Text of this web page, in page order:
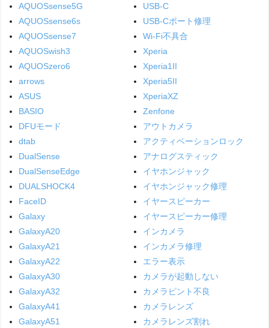
AQUOSsense5G
AQUOSsense6s
AQUOSsense7
AQUOSwish3
AQUOSzero6
arrows
ASUS
BASIO
DFUモード
dtab
DualSense
DualSenseEdge
DUALSHOCK4
FaceID
Galaxy
GalaxyA20
GalaxyA21
GalaxyA22
GalaxyA30
GalaxyA32
GalaxyA41
GalaxyA51
USB-C
USB-Cポート修理
Wi-Fi不具合
Xperia
Xperia1II
Xperia5II
XperiaXZ
Zenfone
アウトカメラ
アクティベーションロック
アナログスティック
イヤホンジャック
イヤホンジャック修理
イヤースピーカー
イヤースピーカー修理
インカメラ
インカメラ修理
エラー表示
カメラが起動しない
カメラピント不良
カメラレンズ
カメラレンズ割れ